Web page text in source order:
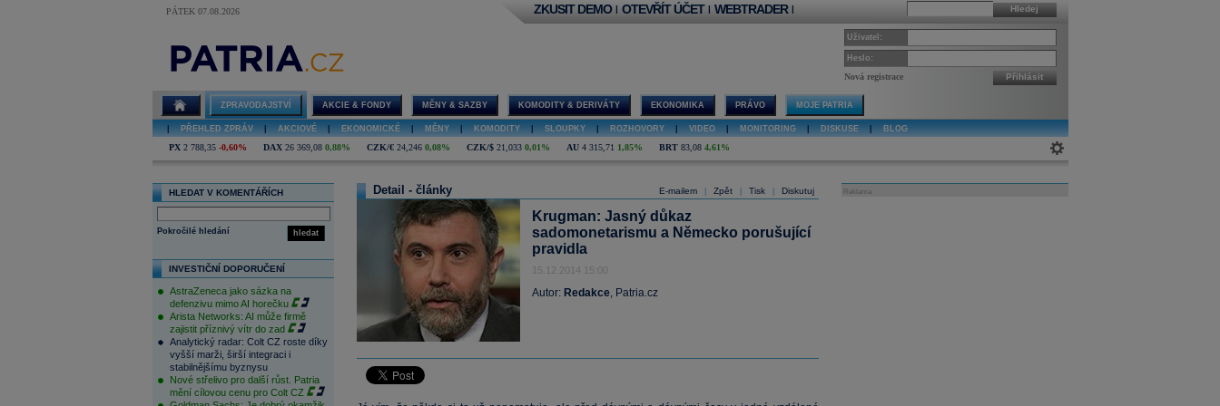
PÁTEK 07.08.2026 Hledej
ZKUSIT DEMO | OTEVŘÍT ÚČET | WEBTRADER |
Uživatel:
Heslo:
Nová registrace Přihlásit
ZPRAVODAJSTVÍ AKCIE & FONDY MĚNY & SAZBY KOMODITY & DERIVÁTY EKONOMIKA PRÁVO MOJE PATRIA
PŘEHLED ZPRÁV AKCIOVÉ EKONOMICKÉ MĚNY KOMODITY SLOUPKY ROZHOVORY VIDEO MONITORING DISKUSE BLOG
PX 2 788,35 -0,60% DAX 26 369,08 0,88% CZK/€ 24,246 0,08% CZK/$ 21,033 0,01% AU 4 315,71 1,85% BRT 83,08 4,61%
HLEDAT V KOMENTÁŘÍCH
hledat
Pokročilé hledání
INVESTIČNÍ DOPORUČENÍ
AstraZeneca jako sázka na
defenzivu mimo AI horečku
Arista Networks: AI může firmě
zajistit příznivý vítr do zad
Analytický radar: Colt CZ roste díky
vyšší marži, širší integraci i
stabilnějšímu byznysu
Nové střelivo pro další růst. Patria
mění cílovou cenu pro Colt CZ
E-mailem Zpět Tisk Diskutuj
Detail - články
Krugman: Jasný důkaz
sadomonetarismu a Německo porušující
pravidla
15.12.2014 15:00
Autor: Redakce, Patria.cz
Reklama